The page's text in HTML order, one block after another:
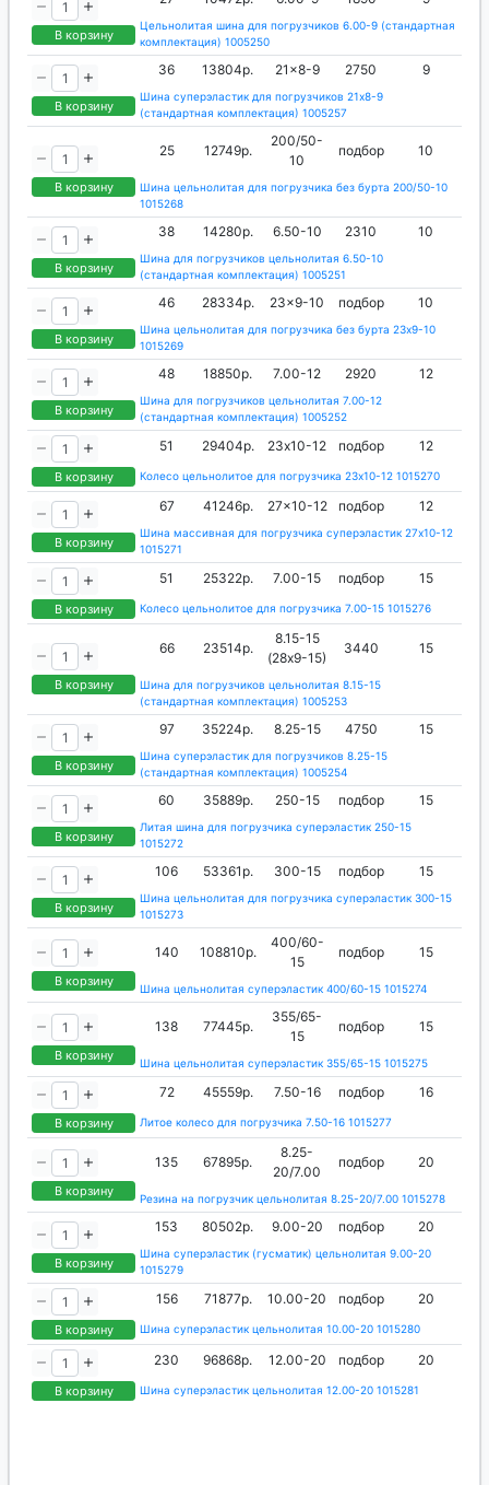
В корзину
Цельнолитая шина для погрузчиков 6.00-9 (стандартная
комплектация) 1005250
В корзину
36 13804р. 21x8-9 2750 9
Шина суперэластик для погрузчиков 21x8-9
(стандартная комплектация) 1005257
В корзину
25 12749р.
200/50-
10
подбор 10
Шина цельнолитая для погрузчика без бурта 200/50-10
1015268
В корзину
38 14280р. 6.50-10 2310 10
Шина для погрузчиков цельнолитая 6.50-10
(стандартная комплектация) 1005251
В корзину
46 28334р. 23x9-10 подбор 10
Шина цельнолитая для погрузчика без бурта 23x9-10
1015269
В корзину
48 18850р. 7.00-12 2920 12
Шина для погрузчиков цельнолитая 7.00-12
(стандартная комплектация) 1005252
В корзину
51 29404р. 23х10-12 подбор 12
Колесо цельнолитое для погрузчика 23х10-12 1015270
В корзину
67 41246р. 27x10-12 подбор 12
Шина массивная для погрузчика суперэластик 27x10-12
1015271
В корзину
51 25322р. 7.00-15 подбор 15
Колесо цельнолитое для погрузчика 7.00-15 1015276
В корзину
66 23514р.
8.15-15
(28х9-15)
3440 15
Шина для погрузчиков цельнолитая 8.15-15
(стандартная комплектация) 1005253
В корзину
97 35224р. 8.25-15 4750 15
Шина суперэластик для погрузчиков 8.25-15
(стандартная комплектация) 1005254
В корзину
60 35889р. 250-15 подбор 15
Литая шина для погрузчика суперэластик 250-15
1015272
В корзину
106 53361р. 300-15 подбор 15
Шина цельнолитая для погрузчика суперэластик 300-15
1015273
В корзину
140 108810р.
400/60-
15
подбор 15
Шина цельнолитая суперэластик 400/60-15 1015274
В корзину
138 77445р.
355/65-
15
подбор 15
Шина цельнолитая суперэластик 355/65-15 1015275
В корзину
72 45559р. 7.50-16 подбор 16
Литое колесо для погрузчика 7.50-16 1015277
В корзину
135 67895р.
8.25-
20/7.00
подбор 20
Резина на погрузчик цельнолитая 8.25-20/7.00 1015278
В корзину
153 80502р. 9.00-20 подбор 20
Шина суперэластик (гусматик) цельнолитая 9.00-20
1015279
В корзину
156 71877р. 10.00-20 подбор 20
Шина суперэластик цельнолитая 10.00-20 1015280
В корзину
230 96868р. 12.00-20 подбор 20
Шина суперэластик цельнолитая 12.00-20 1015281